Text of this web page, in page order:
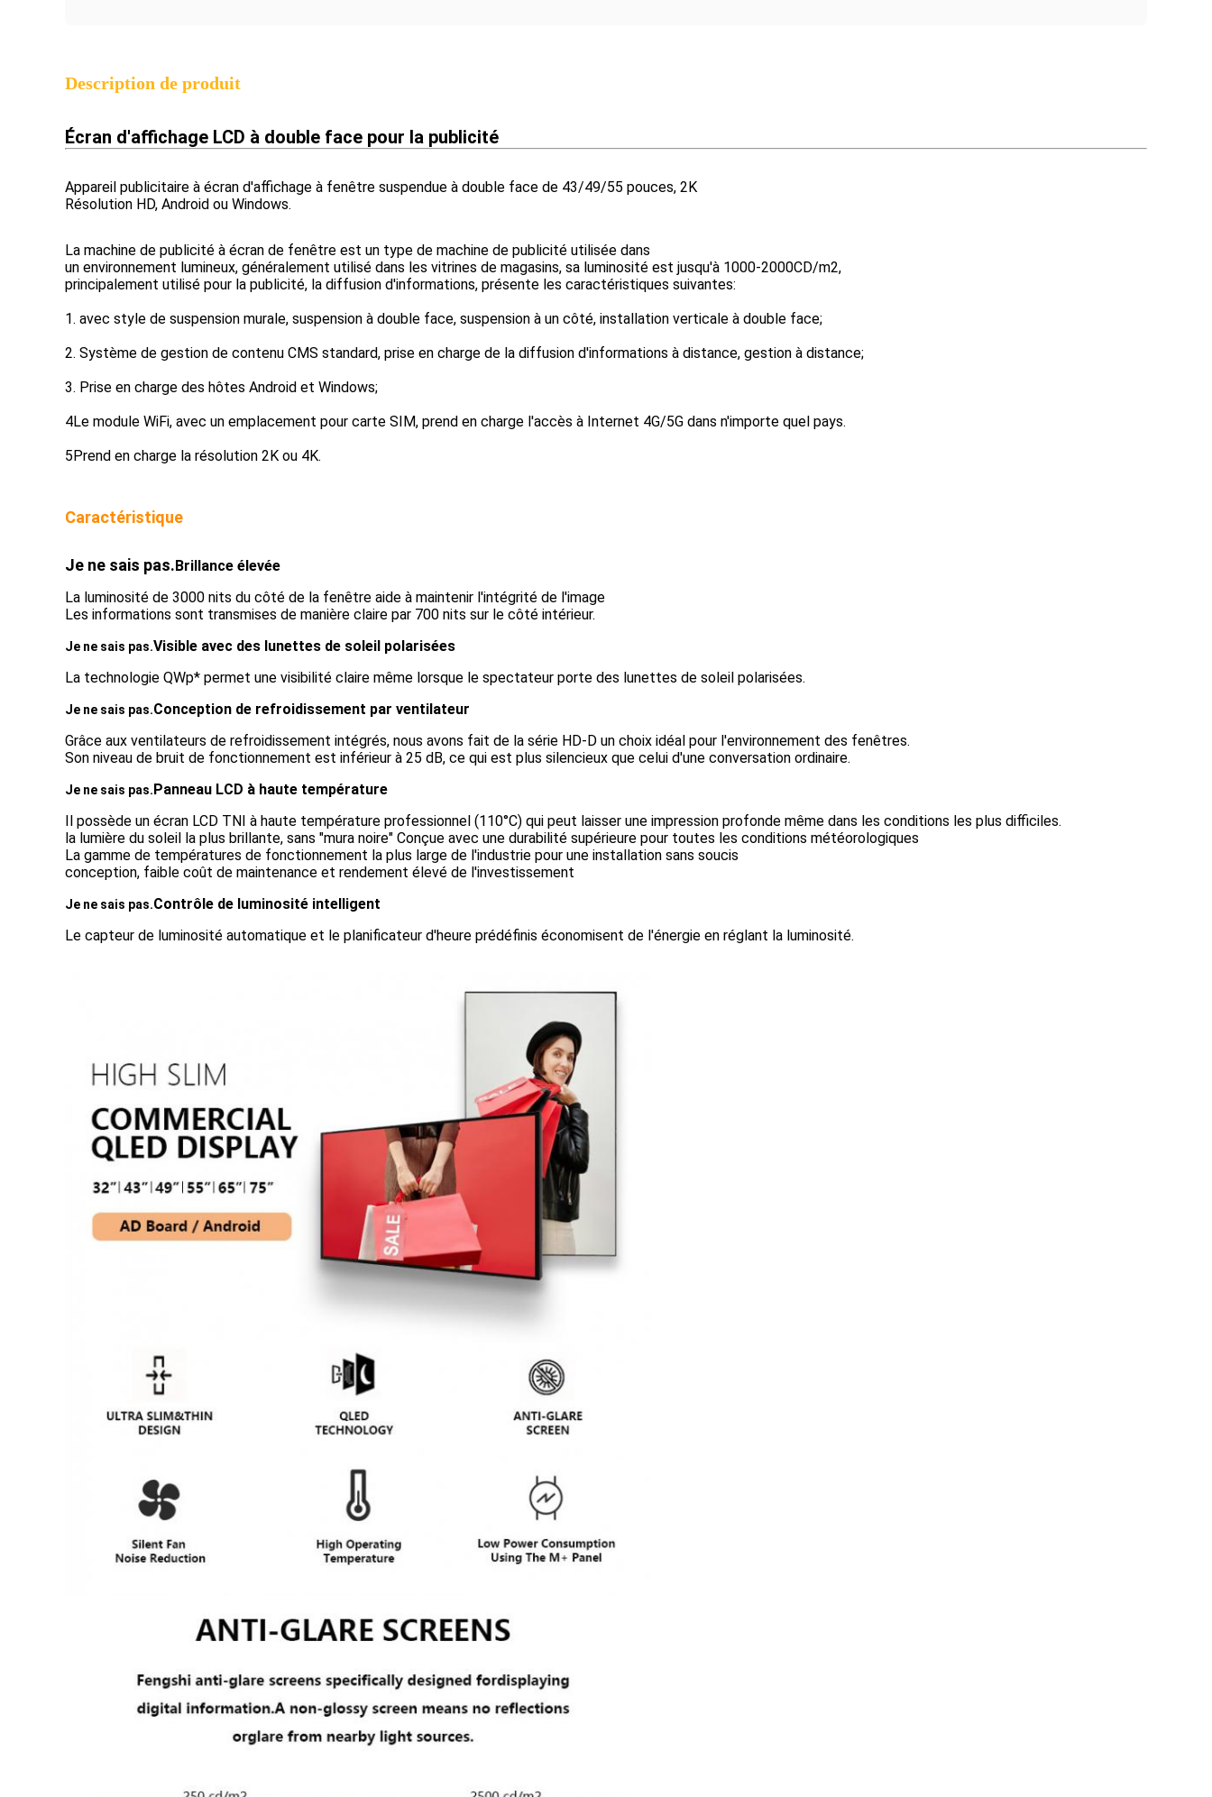
Description de produit
Écran d'affichage LCD à double face pour la publicité
Appareil publicitaire à écran d'affichage à fenêtre suspendue à double face de 43/49/55 pouces, 2K
Résolution HD, Android ou Windows.
La machine de publicité à écran de fenêtre est un type de machine de publicité utilisée dans
un environnement lumineux, généralement utilisé dans les vitrines de magasins, sa luminosité est jusqu'à 1000-2000CD/m2,
principalement utilisé pour la publicité, la diffusion d'informations, présente les caractéristiques suivantes:
1. avec style de suspension murale, suspension à double face, suspension à un côté, installation verticale à double face;
2. Système de gestion de contenu CMS standard, prise en charge de la diffusion d'informations à distance, gestion à distance;
3. Prise en charge des hôtes Android et Windows;
4Le module WiFi, avec un emplacement pour carte SIM, prend en charge l'accès à Internet 4G/5G dans n'importe quel pays.
5Prend en charge la résolution 2K ou 4K.
Caractéristique
Je ne sais pas.Brillance élevée
La luminosité de 3000 nits du côté de la fenêtre aide à maintenir l'intégrité de l'image
Les informations sont transmises de manière claire par 700 nits sur le côté intérieur.
Je ne sais pas.Visible avec des lunettes de soleil polarisées
La technologie QWp* permet une visibilité claire même lorsque le spectateur porte des lunettes de soleil polarisées.
Je ne sais pas.Conception de refroidissement par ventilateur
Grâce aux ventilateurs de refroidissement intégrés, nous avons fait de la série HD-D un choix idéal pour l'environnement des fenêtres.
Son niveau de bruit de fonctionnement est inférieur à 25 dB, ce qui est plus silencieux que celui d'une conversation ordinaire.
Je ne sais pas.Panneau LCD à haute température
Il possède un écran LCD TNI à haute température professionnel (110°C) qui peut laisser une impression profonde même dans les conditions les plus difficiles.
la lumière du soleil la plus brillante, sans "mura noire" Conçue avec une durabilité supérieure pour toutes les conditions météorologiques
La gamme de températures de fonctionnement la plus large de l'industrie pour une installation sans soucis
conception, faible coût de maintenance et rendement élevé de l'investissement
Je ne sais pas.Contrôle de luminosité intelligent
Le capteur de luminosité automatique et le planificateur d'heure prédéfinis économisent de l'énergie en réglant la luminosité.